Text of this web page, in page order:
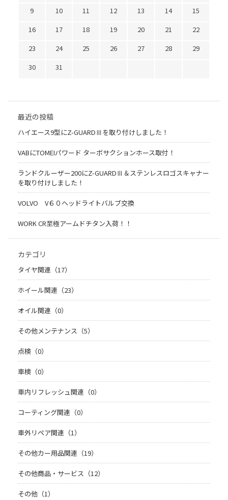
9
10 11 12 13 14
15
16
17 18 19 20 21
22
23
24 25 26 27 28
29
30
31
最近の投稿
ハイエース9型にZ-GUARDⅢを取り付けしました！
VABにTOMEIパワード ターボサクションホース取付！
ランドクルーザー200にZ-GUARDⅢ＆ステンレスロゴスキャナー
を取り付けしました！
VOLVO V６０ヘッドライトバルブ交換
WORK CR至極アームドチタン入荷！！
カテゴリ
タイヤ関連（17）
ホイール関連（23）
オイル関連（0）
その他メンテナンス（5）
点検（0）
車検（0）
車内リフレッシュ関連（0）
コーティング関連（0）
車外リペア関連（1）
その他カー用品関連（19）
その他商品・サービス（12）
その他（1）